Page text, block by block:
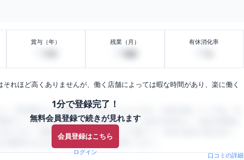
賞与（年） 残業（月） 有休消化率
れほど高くありませんが、働く店舗によっては暇な時間があり、楽に働く
1分で登録完了！
無料会員登録で続きが見れます
会員登録はこちら
ログイン
、30日間口コミの閲覧ができるようになります。SHEHUB(シーハブ)は、女
稿サイトです。給与面・女性の働きやすさ・会社の評判など、女性の転職は
あります。先輩社員（元社員）の口コミを通して、本当の会社の姿を知り、
を解消するために、ぜひサイトをご活用ください。
口コミの詳細